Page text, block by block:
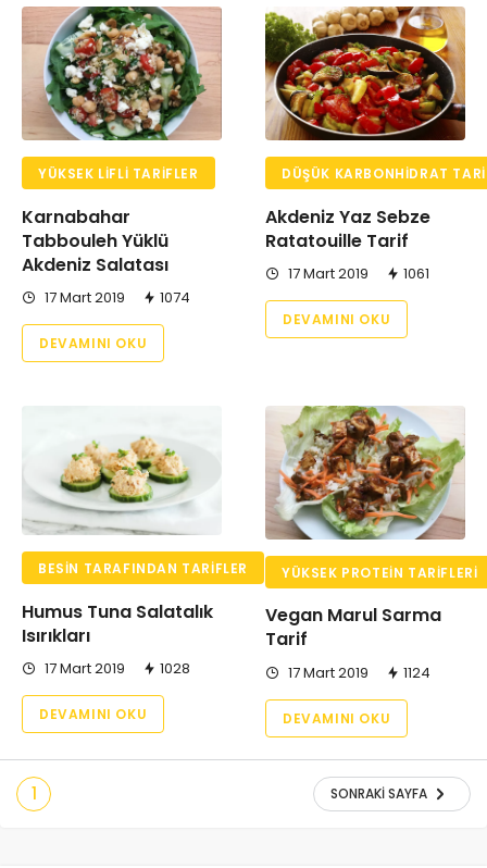
YÜKSEK LIFLI TARIFLER
Karnabahar
Tabbouleh Yüklü
Akdeniz Salatası
17 Mart 2019 1074
DEVAMINI OKU
DÜŞÜK KARBONHIDRAT
Akdeniz Yaz Sebze
Ratatouille Tarif
17 Mart 2019 1061
DEVAMINI OKU
BESIN TARAFINDAN TARIFLER
Humus Tuna Salatalık
Isırıkları
17 Mart 2019 1028
DEVAMINI OKU
YÜKSEK PROTEIN TARIFLERI
Vegan Marul Sarma
Tarif
17 Mart 2019 1124
DEVAMINI OKU
1 SONRAKI SAYFA